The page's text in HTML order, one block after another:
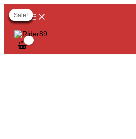
Skip
to
content
MAIN
MENU
Sale!
Sale!
Sale!
Original Current
Sale!
Sale!
Sale!
Sale!
Sale!
Sale!
Original Current